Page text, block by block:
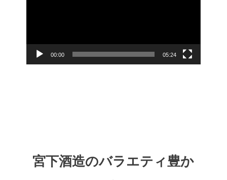
ー
00:00 05:24
宮下酒造のバラエティ豊か